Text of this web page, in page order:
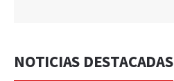
NOTICIAS DESTACADAS